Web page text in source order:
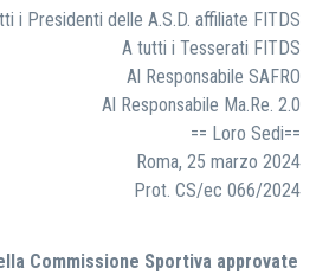
i Presidenti delle A.S.D. affiliate FITDS
A tutti i Tesserati FITDS
Al Responsabile SAFRO
Al Responsabile Ma.Re. 2.0
== Loro Sedi==
Roma, 25 marzo 2024
Prot. CS/ec 066/2024
Commissione Sportiva approvate